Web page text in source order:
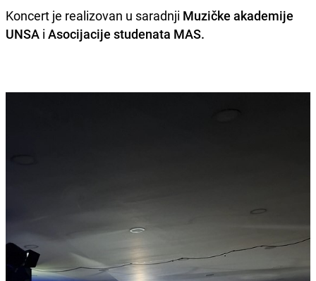
Koncert je realizovan u saradnji Muzičke akademije
UNSA i Asocijacije studenata MAS.